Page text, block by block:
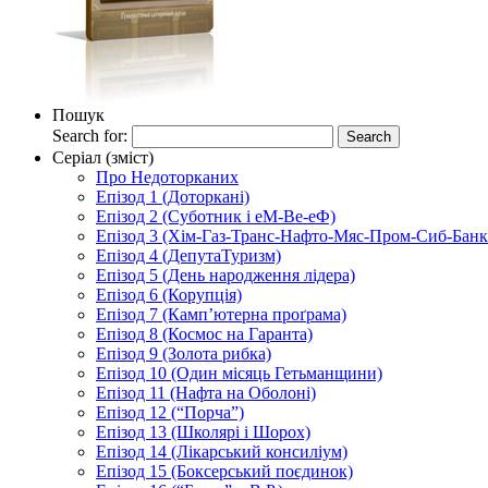
Пошук
Search for:
Серіал (зміст)
Про Недоторканих
Епізод 1 (Доторкані)
Епізод 2 (Суботник і еМ-Ве-еФ)
Епізод 3 (Хім-Газ-Транс-Нафто-Мяс-Пром-Сиб-
Епізод 4 (ДепутаТуризм)
Епізод 5 (День народження лідера)
Епізод 6 (Корупція)
Епізод 7 (Камп’ютерна проґрама)
Епізод 8 (Космос на Гаранта)
Епізод 9 (Золота рибка)
Епізод 10 (Один місяць Гетьманщини)
Епізод 11 (Нафта на Оболоні)
Епізод 12 (“Порча”)
Епізод 13 (Школярі і Шорох)
Епізод 14 (Лікарський консиліум)
Епізод 15 (Боксерський поєдинок)